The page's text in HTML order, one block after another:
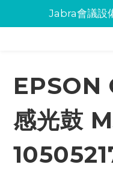
Jabra會議設
Jabra會議設
環保
EPSON
感光鼓